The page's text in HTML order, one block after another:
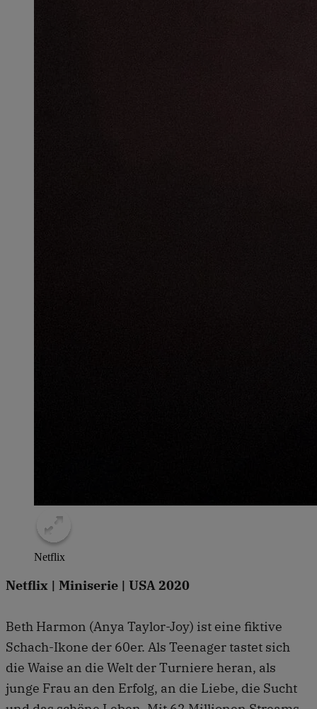
Netflix
Netflix | Miniserie | USA 2020
Beth Harmon (Anya Taylor-Joy) ist eine fiktive
Schach-Ikone der 60er. Als Teenager tastet sich
die Waise an die Welt der Turniere heran, als
junge Frau an den Erfolg, an die Liebe, die Sucht